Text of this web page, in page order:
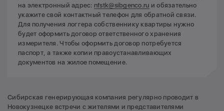
на электронный адрес: nfstk@sibgenco.ru и обязательно
укажите свой контактный телефон для обратной связи.
Для получения логгера собственнику квартиры нужно
будет оформить договор ответственного хранения
измерителя. Чтобы оформить договор потребуется
паспорт, а также копии правоустанавливающих
документов на жилое помещение.
Сибирская генерирующая компания регулярно проводит в
Новокузнецке встречи с жителями и представителями